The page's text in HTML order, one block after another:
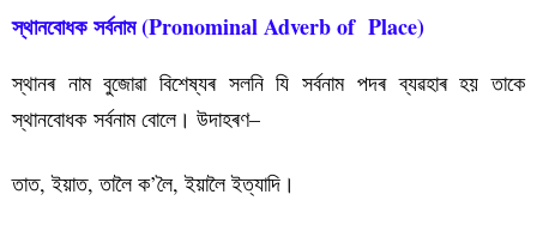
স্থানবোধক সৰ্বনাম (Pronominal Adverb of Place)
স্থানৰ নাম বুজোৱা বিশেষ্যৰ সলনি যি সৰ্বনাম পদৰ ব্যৱহাৰ হয় তাকে
স্থানবোধক সৰ্বনাম বোলে। উদাহৰণ–
তাত, ইয়াত, তালৈ ক’লৈ, ইয়ালৈ ইত্যাদি।